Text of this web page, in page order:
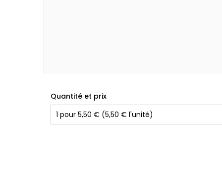
Quantité et prix